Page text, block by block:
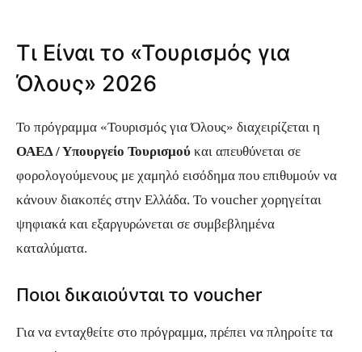
Τι Είναι το «Τουρισμός για
Όλους» 2026
Το πρόγραμμα «Τουρισμός για Όλους» διαχειρίζεται η
ΟΑΕΔ / Υπουργείο Τουρισμού και απευθύνεται σε
φορολογούμενους με χαμηλό εισόδημα που επιθυμούν να
κάνουν διακοπές στην Ελλάδα. Το voucher χορηγείται
ψηφιακά και εξαργυρώνεται σε συμβεβλημένα
καταλύματα.
Ποιοι δικαιούνται το voucher
Για να ενταχθείτε στο πρόγραμμα, πρέπει να πληροίτε τα